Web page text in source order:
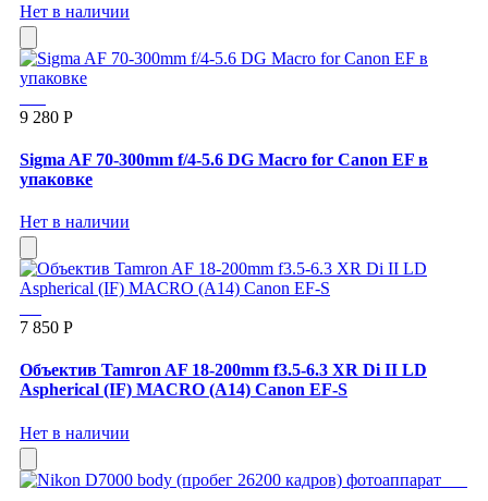
Нет в наличии
9 280 Р
Sigma AF 70-300mm f/4-5.6 DG Macro for Canon EF в
упаковке
Нет в наличии
7 850 Р
Объектив Tamron AF 18-200mm f3.5-6.3 XR Di II LD
Aspherical (IF) MACRO (A14) Canon EF-S
Нет в наличии